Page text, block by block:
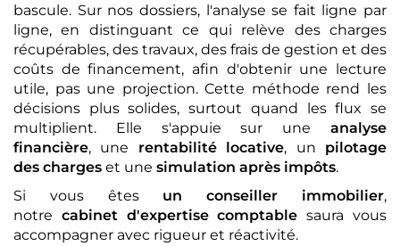
bascule. Sur nos dossiers, l'analyse se fait ligne par
ligne, en distinguant ce qui relève des charges
récupérables, des travaux, des frais de gestion et des
coûts de financement, afin d'obtenir une lecture
utile, pas une projection. Cette méthode rend les
décisions plus solides, surtout quand les flux se
multiplient. Elle s'appuie sur une analyse
financière, une rentabilité locative, un pilotage
des charges et une simulation après impôts.
Si vous êtes un conseiller immobilier,
notre cabinet d'expertise comptable saura vous
accompagner avec rigueur et réactivité.